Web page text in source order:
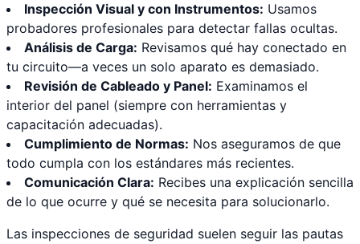
Inspección Visual y con Instrumentos: Usamos
probadores profesionales para detectar fallas ocultas.
Análisis de Carga: Revisamos qué hay conectado en
tu circuito—a veces un solo aparato es demasiado.
Revisión de Cableado y Panel: Examinamos el
interior del panel (siempre con herramientas y
capacitación adecuadas).
Cumplimiento de Normas: Nos aseguramos de que
todo cumpla con los estándares más recientes.
Comunicación Clara: Recibes una explicación sencilla
de lo que ocurre y qué se necesita para solucionarlo.
Las inspecciones de seguridad suelen seguir las pautas